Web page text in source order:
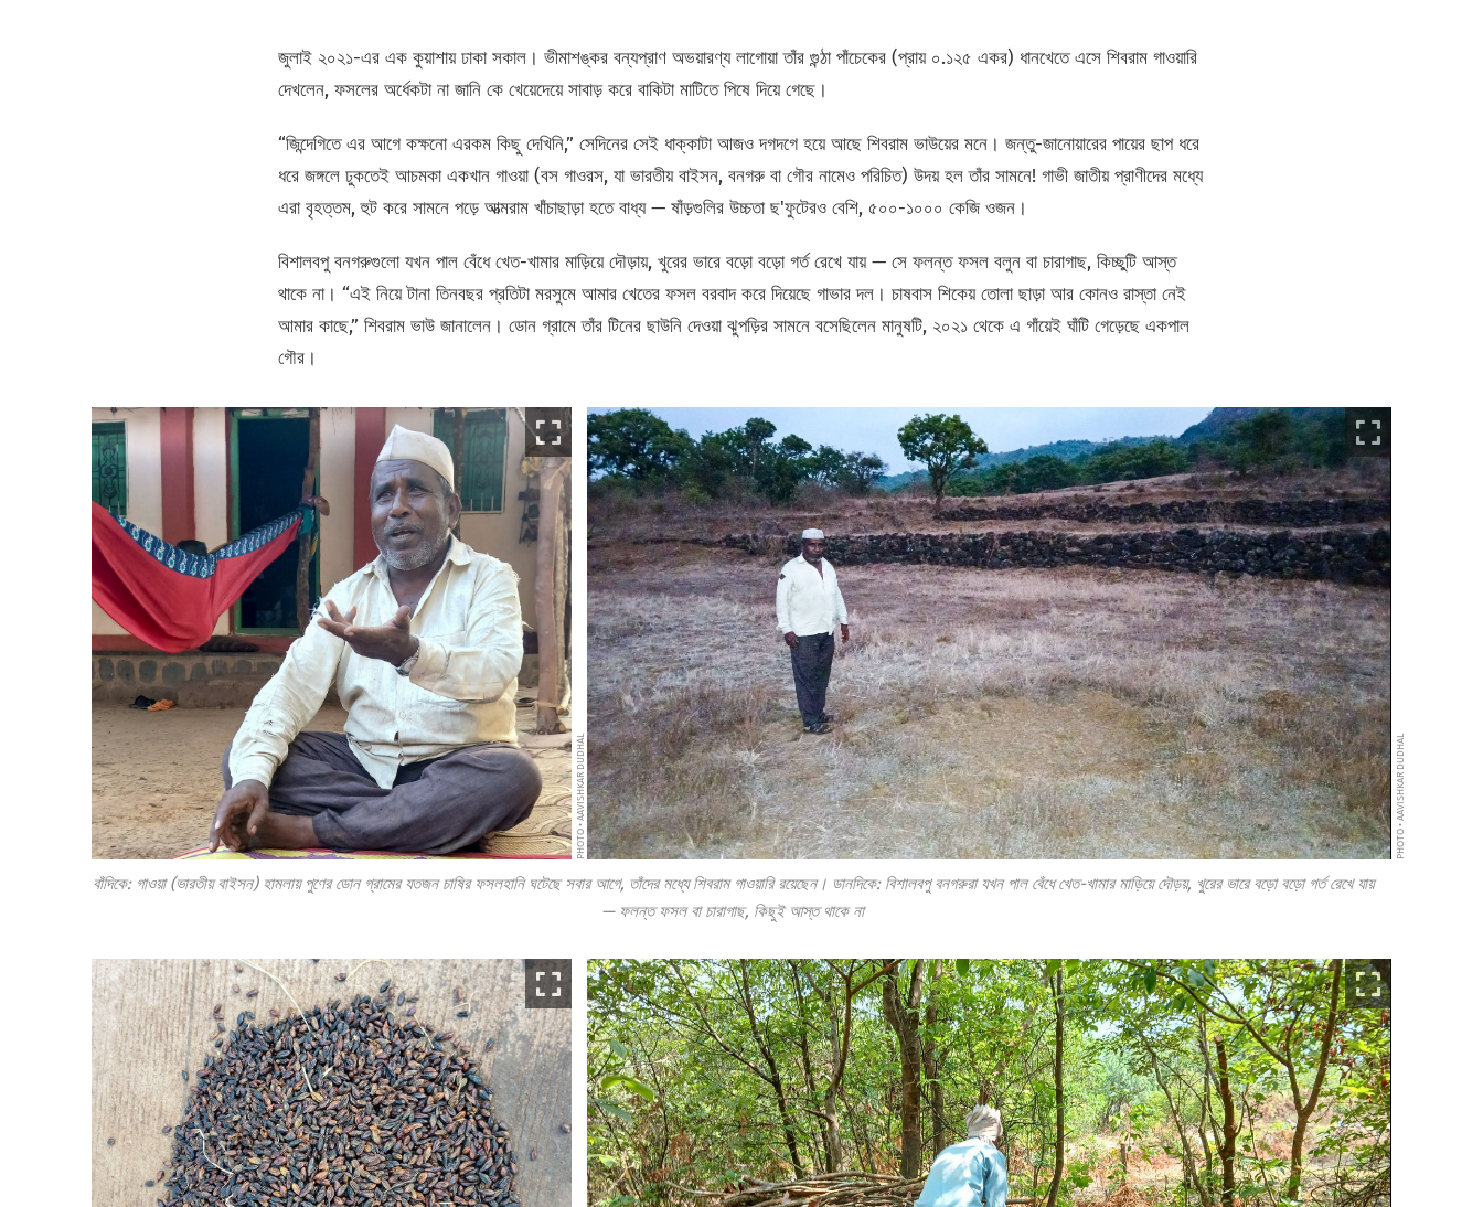
জুলাই ২০২১-এর এক কুয়াশায় ঢাকা সকাল। ভীমাশঙ্কর বন্যপ্রাণ অভয়ারণ্য লাগোয়া তাঁর গুন্ঠা পাঁচেকের (প্রায় ০.১২৫ একর) ধানখেতে এসে শিবরাম গাওয়ারি
দেখলেন, ফসলের অর্ধেকটা না জানি কে খেয়েদেয়ে সাবাড় করে বাকিটা মাটিতে পিষে দিয়ে গেছে।
“জিন্দেগিতে এর আগে কক্ষনো এরকম কিছু দেখিনি,” সেদিনের সেই ধাক্কাটা আজও দগদগে হয়ে আছে শিবরাম ভাউয়ের মনে। জন্তু-জানোয়ারের পায়ের ছাপ ধরে
ধরে জঙ্গলে ঢুকতেই আচমকা একখান গাওয়া (বস গাওরস, যা ভারতীয় বাইসন, বনগরু বা গৌর নামেও পরিচিত) উদয় হল তাঁর সামনে! গাভী জাতীয় প্রাণীদের মধ্যে
এরা বৃহত্তম, হুট করে সামনে পড়ে আত্মরাম খাঁচাছাড়া হতে বাধ্য — ষাঁড়গুলির উচ্চতা ছ'ফুটেরও বেশি, ৫০০-১০০০ কেজি ওজন।
বিশালবপু বনগরুগুলো যখন পাল বেঁধে খেত-খামার মাড়িয়ে দৌড়ায়, খুরের ভারে বড়ো বড়ো গর্ত রেখে যায় — সে ফলন্ত ফসল বলুন বা চারাগাছ, কিচ্ছুটি আস্ত
থাকে না। “এই নিয়ে টানা তিনবছর প্রতিটা মরসুমে আমার খেতের ফসল বরবাদ করে দিয়েছে গাভার দল। চাষবাস শিকেয় তোলা ছাড়া আর কোনও রাস্তা নেই
আমার কাছে,” শিবরাম ভাউ জানালেন। ডোন গ্রামে তাঁর টিনের ছাউনি দেওয়া ঝুপড়ির সামনে বসেছিলেন মানুষটি, ২০২১ থেকে এ গাঁয়েই ঘাঁটি গেড়েছে একপাল
গৌর।
PHOTO • AAVISHKAR DUDHAL PHOTO • AAVISHKAR DUDHAL
বাঁদিকে: গাওয়া (ভারতীয় বাইসন) হামলায় পুণের ডোন গ্রামের যতজন চাষির ফসলহানি ঘটেছে সবার আগে, তাঁদের মধ্যে শিবরাম গাওয়ারি রয়েছেন। ডানদিকে: বিশালবপু বনগরুরা যখন পাল বেঁধে খেত-খামার মাড়িয়ে দৌড়য়, খুরের ভারে বড়ো বড়ো গর্ত রেখে যায়
— ফলন্ত ফসল বা চারাগাছ, কিছুই আস্ত থাকে না